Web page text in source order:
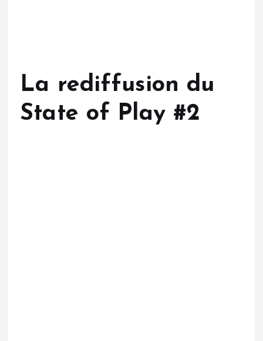
La rediffusion du
State of Play #2